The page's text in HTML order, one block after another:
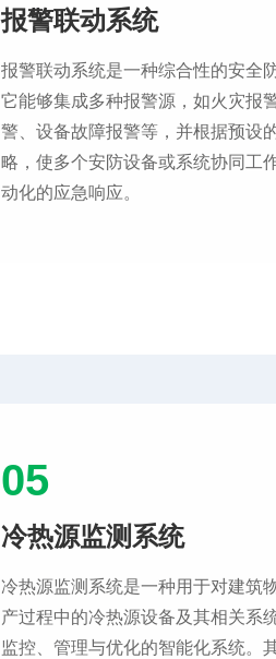
报警联动系统
报警联动系统是一种综合性的安全
它能够集成多种报警源，如火灾报
警、设备故障报警等，并根据预设
略，使多个安防设备或系统协同工
动化的应急响应。
05
冷热源监测系统
冷热源监测系统是一种用于对建筑
产过程中的冷热源设备及其相关系
监控、管理与优化的智能化系统。